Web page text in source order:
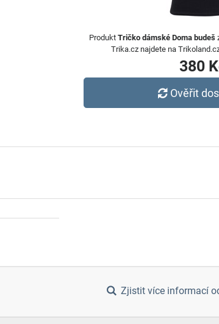
Produkt Tričko dámské Doma budeš
Trika.cz najdete na
380
Ověřit
Zjistit více informací